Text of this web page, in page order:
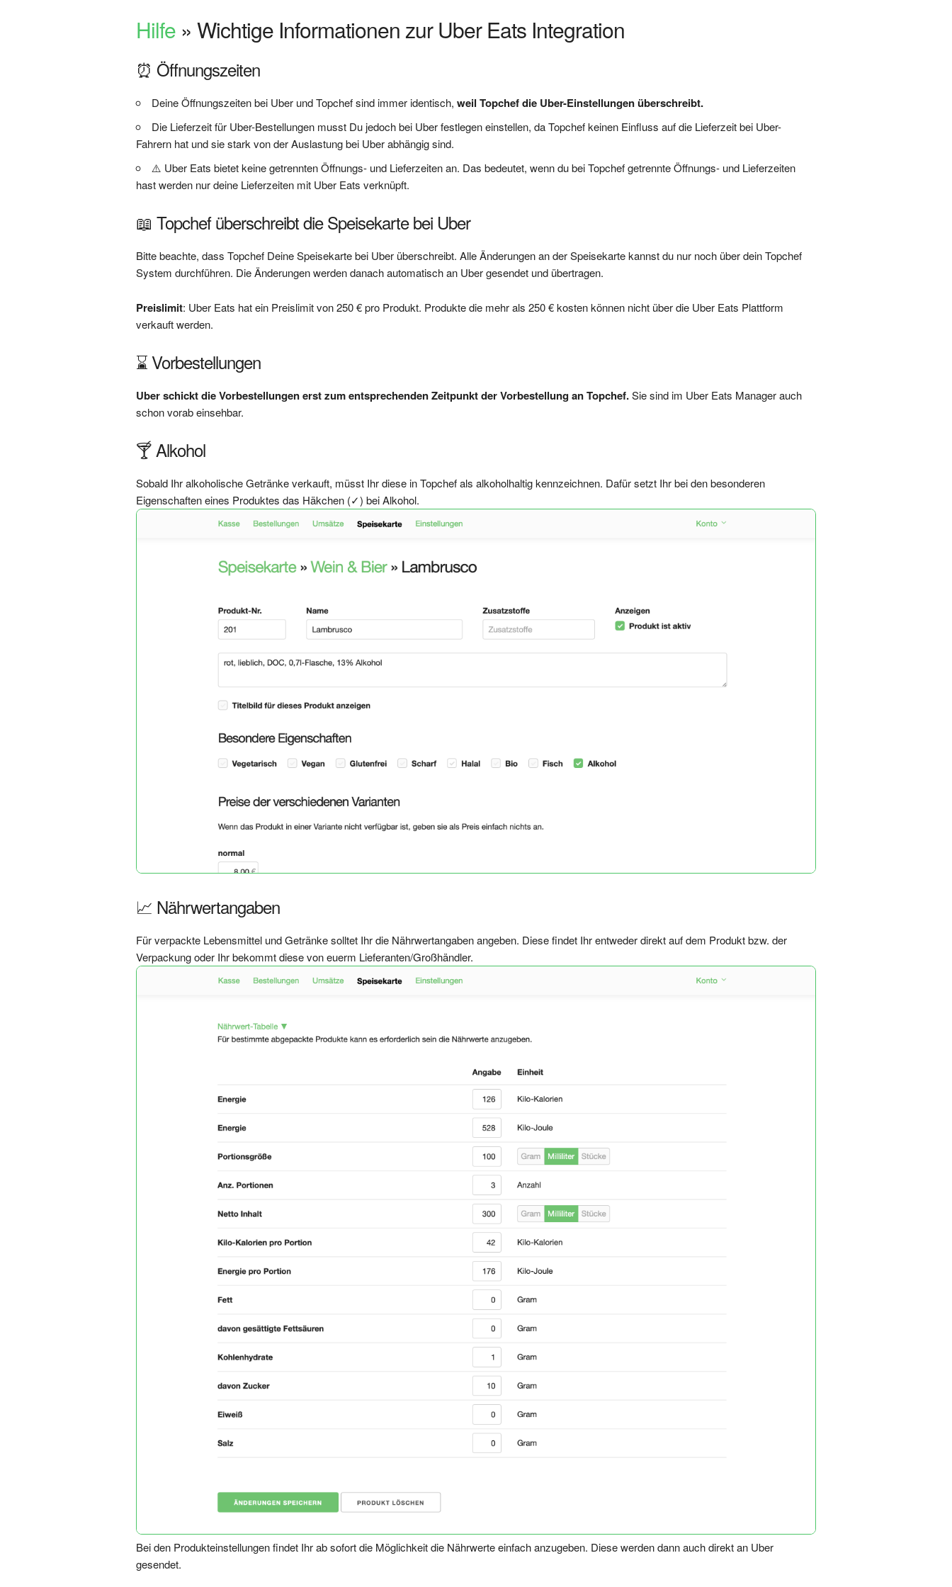
Hilfe » Wichtige Informationen zur Uber Eats Integration
⏰ Öffnungszeiten
Deine Öffnungszeiten bei Uber und Topchef sind immer identisch, weil Topchef die Uber-Einstellungen überschreibt.
Die Lieferzeit für Uber-Bestellungen musst Du jedoch bei Uber festlegen einstellen, da Topchef keinen Einfluss auf die Lieferzeit bei Uber-
Fahrern hat und sie stark von der Auslastung bei Uber abhängig sind.
⚠️ Uber Eats bietet keine getrennten Öffnungs- und Lieferzeiten an. Das bedeutet, wenn du bei Topchef getrennte Öffnungs- und Lieferzeiten
hast werden nur deine Lieferzeiten mit Uber Eats verknüpft.
📖 Topchef überschreibt die Speisekarte bei Uber
Bitte beachte, dass Topchef Deine Speisekarte bei Uber überschreibt. Alle Änderungen an der Speisekarte kannst du nur noch über dein Topchef
System durchführen. Die Änderungen werden danach automatisch an Uber gesendet und übertragen.
Preislimit: Uber Eats hat ein Preislimit von 250 € pro Produkt. Produkte die mehr als 250 € kosten können nicht über die Uber Eats Plattform
verkauft werden.
⌛️ Vorbestellungen
Uber schickt die Vorbestellungen erst zum entsprechenden Zeitpunkt der Vorbestellung an Topchef.Sie sind im Uber Eats Manager auch
schon vorab einsehbar.
🍸 Alkohol
Sobald Ihr alkoholische Getränke verkauft, müsst Ihr diese in Topchef als alkoholhaltig kennzeichnen. Dafür setzt Ihr bei den besonderen
Eigenschaften eines Produktes das Häkchen (✓) bei Alkohol.
📈 Nährwertangaben
Für verpackte Lebensmittel und Getränke solltet Ihr die Nährwertangaben angeben. Diese findet Ihr entweder direkt auf dem Produkt bzw. der
Verpackung oder Ihr bekommt diese von euerm Lieferanten/Großhändler.
Bei den Produkteinstellungen findet Ihr ab sofort die Möglichkeit die Nährwerte einfach anzugeben. Diese werden dann auch direkt an Uber
gesendet.